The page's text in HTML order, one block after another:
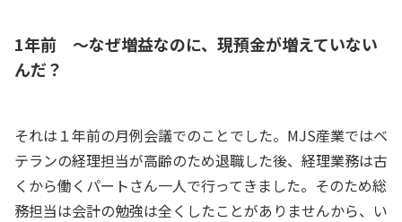
1年前 ～なぜ増益なのに、現預金が増えていない
んだ？
それは１年前の月例会議でのことでした。MJS産業ではベ
テランの経理担当が高齢のため退職した後、経理業務は古
くから働くパートさん一人で行ってきました。そのため総
務担当は会計の勉強は全くしたことがありませんから、い